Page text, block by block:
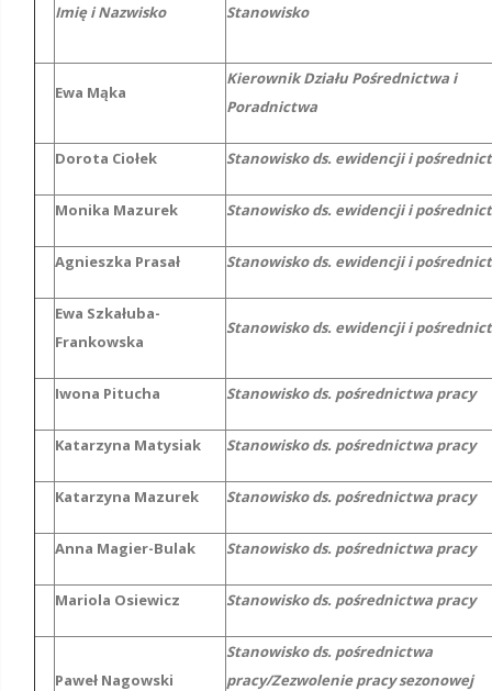
Imię i Nazwisko Stanowisko
Ewa Mąka
Kierownik Działu Pośrednictwa i
Poradnictwa
Dorota Ciołek Stanowisko ds. ewidencji i
Monika Mazurek Stanowisko ds. ewidencji i
Agnieszka Prasał Stanowisko ds. ewidencji i
Ewa Szkałuba-
Frankowska
Stanowisko ds. ewidencji i
Iwona Pitucha Stanowisko ds. pośrednictwa pracy
Katarzyna Matysiak Stanowisko ds. pośrednictwa pracy
Katarzyna Mazurek Stanowisko ds. pośrednictwa pracy
Anna Magier-Bulak Stanowisko ds. pośrednictwa pracy
Mariola Osiewicz Stanowisko ds. pośrednictwa pracy
Paweł Nagowski
Stanowisko ds. pośrednictwa
pracy/Zezwolenie pracy sezonowej